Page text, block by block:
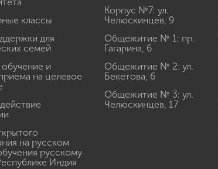
классы
для
семей
и
на целевое
на русском
русскому
Индия
Корпус №7: ул.
Челюскинцев, 9
Общежитие № 1: пр.
Гагарина, 6
Общежитие № 2: ул.
Бекетова, 6
Общежитие № 3: ул.
Челюскинцев, 17